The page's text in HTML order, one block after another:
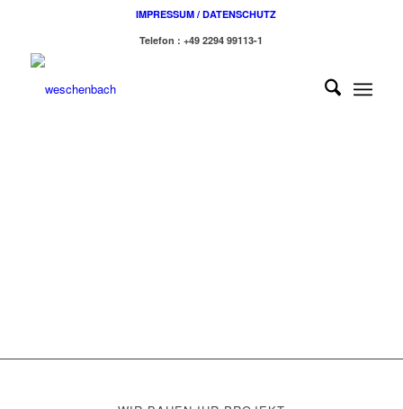
IMPRESSUM / DATENSCHUTZ
Telefon : +49 2294 99113-1